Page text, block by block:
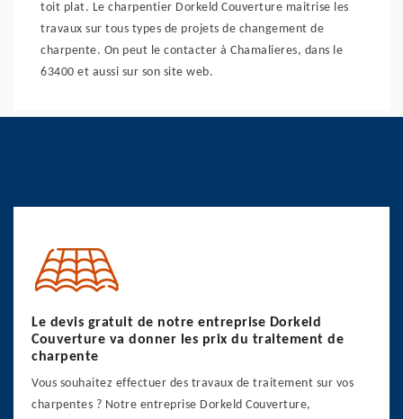
toit plat. Le charpentier Dorkeld Couverture maitrise les
travaux sur tous types de projets de changement de
charpente. On peut le contacter à Chamalieres, dans le
63400 et aussi sur son site web.
Le devis gratuit de notre entreprise Dorkeld
Couverture va donner les prix du traitement de
charpente
Vous souhaitez effectuer des travaux de traitement sur vos
charpentes ? Notre entreprise Dorkeld Couverture,